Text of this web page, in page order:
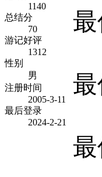
1140
总结分
70
游记好评
1312
性别
男
注册时间
2005-3-11
最后登录
2024-2-21